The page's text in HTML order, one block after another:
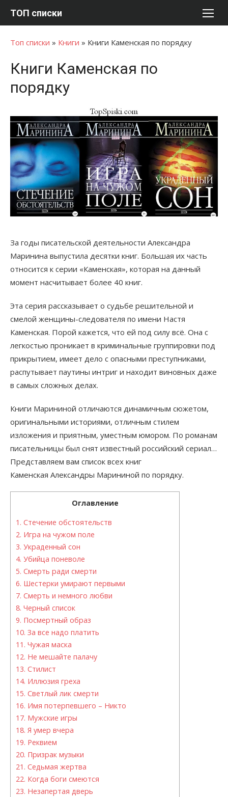
ТОП списки
Топ списки » Книги » Книги Каменская по порядку
Книги Каменская по
порядку
За годы писательской деятельности Александра
Маринина выпустила десятки книг. Большая их часть
относится к серии «Каменская», которая на данный
момент насчитывает более 40 книг.
Эта серия рассказывает о судьбе решительной и
смелой женщины-следователя по имени Настя
Каменская. Порой кажется, что ей под силу всё. Она с
легкостью проникает в криминальные группировки под
прикрытием, имеет дело с опасными преступниками,
распутывает паутины интриг и находит виновных даже
в самых сложных делах.
Книги Марининой отличаются динамичным сюжетом,
оригинальными историями, отличным стилем
изложения и приятным, уместным юмором. По романам
писательницы был снят известный российский сериал…
Представляем вам список всех книг
Каменская Александры Марининой по порядку.
Оглавление
1. Стечение обстоятельств
2. Игра на чужом поле
3. Украденный сон
4. Убийца поневоле
5. Смерть ради смерти
6. Шестерки умирают первыми
7. Смерть и немного любви
8. Черный список
9. Посмертный образ
10. За все надо платить
11. Чужая маска
12. Не мешайте палачу
13. Стилист
14. Иллюзия греха
15. Светлый лик смерти
16. Имя потерпевшего – Никто
17. Мужские игры
18. Я умер вчера
19. Реквием
20. Призрак музыки
21. Седьмая жертва
22. Когда боги смеются
23. Незапертая дверь